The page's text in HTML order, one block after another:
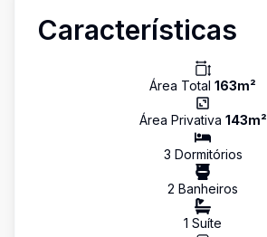
Características
Área Total 163m²
Área Privativa 143m²
3 Dormitórios
2 Banheiros
1 Suíte